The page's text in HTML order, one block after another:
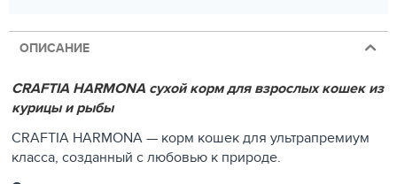
ОПИСАНИЕ
CRAFTIA HARMONA сухой корм для взрослых кошек из
курицы и рыбы
CRAFTIA HARMONA — корм кошек для ультрапремиум
класса, созданный с любовью к природе.